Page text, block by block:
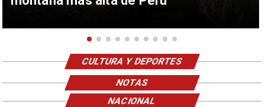
CULTURA Y DEPORTES
NOTAS
NACIONAL